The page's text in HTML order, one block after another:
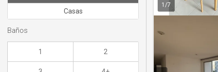
1 /7
Casas
Baños
1 2